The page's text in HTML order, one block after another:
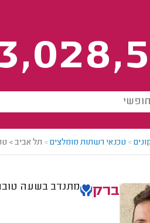
> טכנאי רשתות מומלצים> תל אביב >
ברק מתנדב בשעה